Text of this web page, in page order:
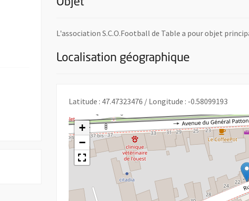
Objet
L'association S.C.O.Football de Table a pour objet
Localisation géographique
Latitude : 47.47323476 / Longitude : -0.58099193
+
−
, Ouvre une nouvelle fenêtre